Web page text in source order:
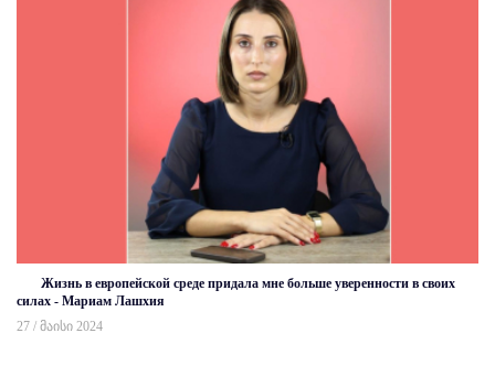
Жизнь в европейской среде придала мне больше уверенности в своих
силах - Мариам Лашхия
27 / მაისი 2024